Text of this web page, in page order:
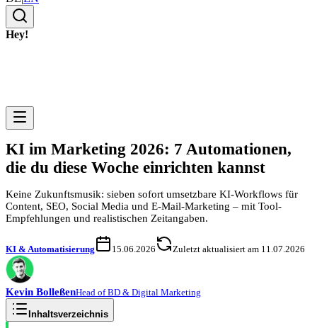
Hey!
KI im Marketing 2026: 7 Automationen,
die du diese Woche einrichten kannst
Keine Zukunftsmusik: sieben sofort umsetzbare KI-Workflows für
Content, SEO, Social Media und E-Mail-Marketing – mit Tool-
Empfehlungen und realistischen Zeitangaben.
KI & Automatisierung 15.06.2026 Zuletzt aktualisiert am 11.07.2026
Kevin BolleßenHead of BD & Digital Marketing
Inhaltsverzeichnis